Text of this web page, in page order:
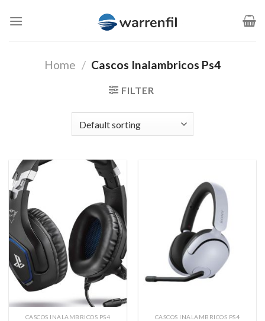
Home / Cascos Inalambricos Ps4
FILTER
CASCOS INALAMBRICOS PS4 CASCOS INALAMBRICOS PS4